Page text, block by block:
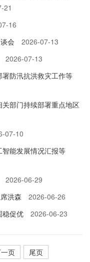
21
16
会
2026-07-13
2026-07-13
防汛抗洪救灾工作等
部门持续部署重点地区
07-10
能发展情况汇报等
2026-06-29
洪森
2026-06-26
稳促优
2026-06-23
页 尾页